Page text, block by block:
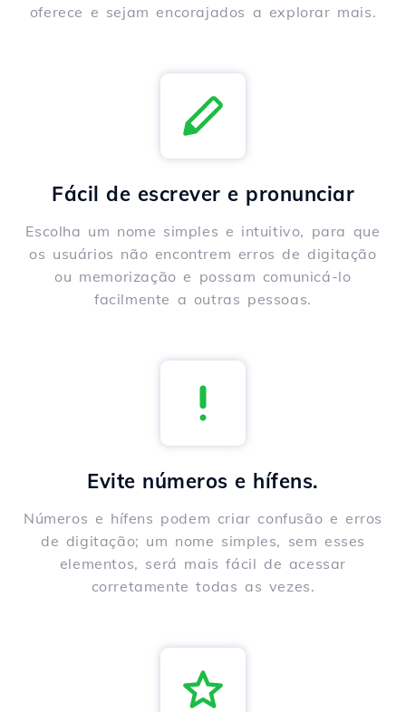
oferece e sejam encorajados a explorar mais.
Fácil de escrever e pronunciar
Escolha um nome simples e intuitivo, para que
os usuários não encontrem erros de digitação
ou memorização e possam comunicá-lo
facilmente a outras pessoas.
Evite números e hífens.
Números e hífens podem criar confusão e erros
de digitação; um nome simples, sem esses
elementos, será mais fácil de acessar
corretamente todas as vezes.